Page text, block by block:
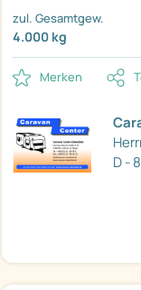
zul. Gesamtgew.
4.000 kg
Merken
D -